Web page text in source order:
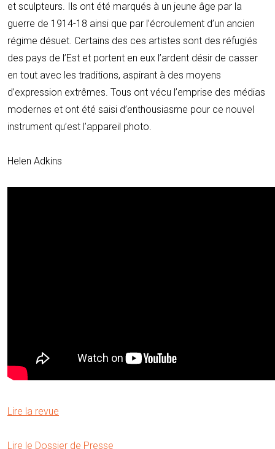
et sculpteurs. Ils ont été marqués à un jeune âge par la
guerre de 1914-18 ainsi que par l’écroulement d’un ancien
régime désuet. Certains des ces artistes sont des réfugiés
des pays de l’Est et portent en eux l’ardent désir de casser
en tout avec les traditions, aspirant à des moyens
d’expression extrêmes. Tous ont vécu l’emprise des médias
modernes et ont été saisi d’enthousiasme pour ce nouvel
instrument qu’est l’appareil photo.
Helen Adkins
Lire la revue
Lire le Dossier de Presse